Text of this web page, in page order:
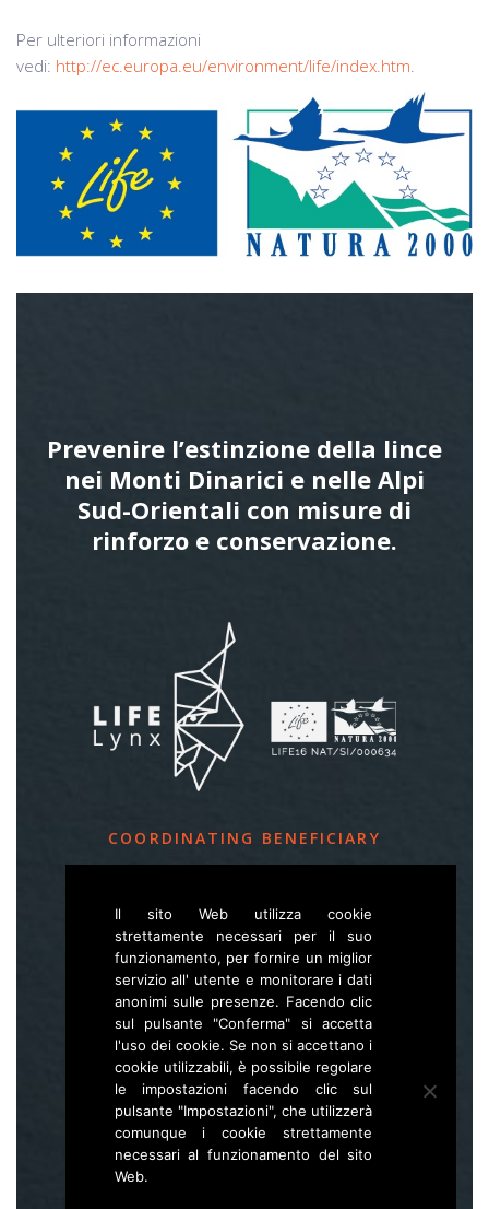
Per ulteriori informazioni
vedi: http://ec.europa.eu/environment/life/index.htm.
Prevenire l’estinzione della lince
nei Monti Dinarici e nelle Alpi
Sud-Orientali con misure di
rinforzo e conservazione.
COORDINATING BENEFICIARY
Slovenia Forest Service
Večna pot 2, SI – 1000 Ljubljana
E life.lynx.eu@gmail.com
Wwww.zgs.si
Sitemap
Il sito Web utilizza cookie
strettamente necessari per il suo
funzionamento, per fornire un miglior
servizio all' utente e monitorare i dati
anonimi sulle presenze. Facendo clic
sul pulsante "Conferma" si accetta
l'uso dei cookie. Se non si accettano i
cookie utilizzabili, è possibile regolare
le impostazioni facendo clic sul
pulsante "Impostazioni", che utilizzerà
comunque i cookie strettamente
necessari al funzionamento del sito
Web.